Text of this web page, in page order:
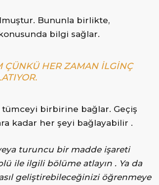
Bununla birlikte,
bilgi sağlar.
ÇÜNKÜ HER ZAMAN ILGINÇ
tümceyi birbirine bağlar. Geçiş
kadar her şeyi bağlayabilir .
turuncu bir madde işareti
ile ilgili bölüme atlayın . Ya da
geliştirebileceğinizi öğrenmeye